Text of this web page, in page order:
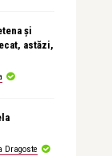
și
astăzi,
Dragoste